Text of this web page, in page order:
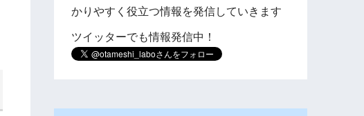
かりやすく役立つ情報を発信していきます
ツイッターでも情報発信中！